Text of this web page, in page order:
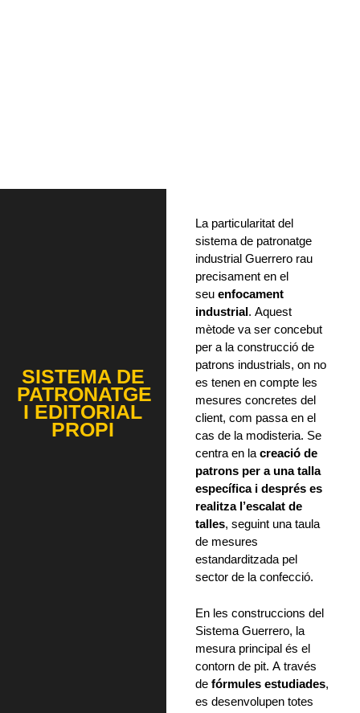
SISTEMA DE
PATRONATGE
I EDITORIAL
PROPI
La particularitat del
sistema de patronatge
industrial Guerrero rau
precisament en el
seuenfocament
industrial. Aquest
mètode va ser concebut
per a la construcció de
patrons industrials, on no
es tenen en compte les
mesures concretes del
client, com passa en el
cas de la modisteria. Se
centra en lacreació de
patrons per a una talla
específica i després es
realitza l’escalat de
talles, seguint una taula
de mesures
estandarditzada pel
sector de la confecció.
En les construccions del
Sistema Guerrero, la
mesura principal és el
contorn de pit. A través
defórmules estudiades,
es desenvolupen totes